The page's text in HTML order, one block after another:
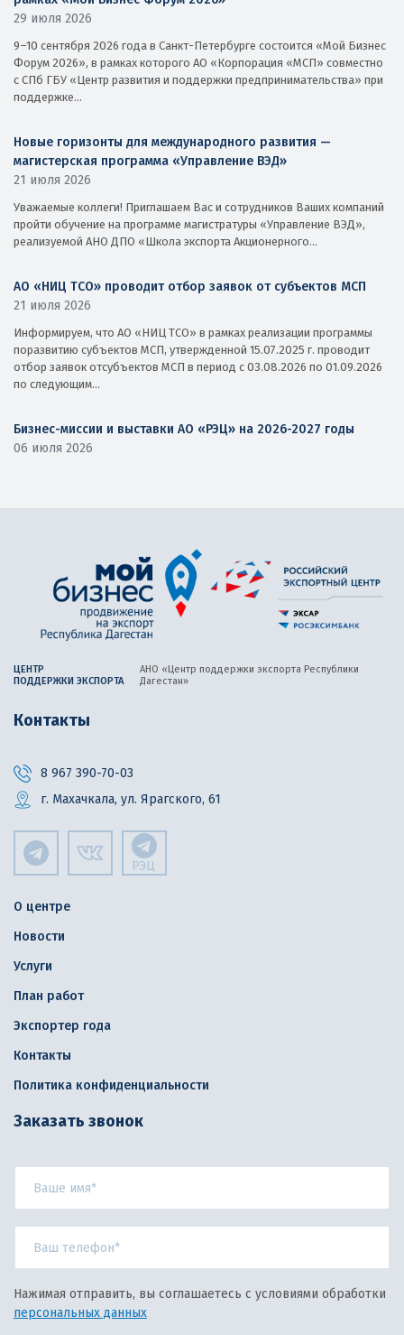
29 июля 2026
9–10 сентября 2026 года в Санкт-Петербурге состоится «Мой Бизнес
Форум 2026», в рамках которого АО «Корпорация «МСП» совместно
с СПб ГБУ «Центр развития и поддержки предпринимательства» при
поддержке...
Новые горизонты для международного развития —
магистерская программа «Управление ВЭД»
21 июля 2026
Уважаемые коллеги! Приглашаем Вас и сотрудников Ваших компаний
пройти обучение на программе магистратуры «Управление ВЭД»,
реализуемой АНО ДПО «Школа экспорта Акционерного...
АО «НИЦ ТСО» проводит отбор заявок от субъектов МСП
21 июля 2026
Информируем, что АО «НИЦ ТСО» в рамках реализации программы
поразвитию субъектов МСП, утвержденной 15.07.2025 г. проводит
отбор заявок отсубъектов МСП в период с 03.08.2026 по 01.09.2026
по следующим...
Бизнес-миссии и выставки АО «РЭЦ» на 2026-2027 годы
06 июля 2026
ЦЕНТР
ПОДДЕРЖКИ ЭКСПОРТА
АНО «Центр поддержки экспорта Республики
Дагестан»
Контакты
8 967 390-70-03
г. Махачкала, ул. Ярагского, 61
РЭЦ
О центре
Новости
Услуги
План работ
Экспортер года
Контакты
Политика конфиденциальности
Заказать звонок
Нажимая отправить, вы соглашаетесь с условиями обработки
персональных данных